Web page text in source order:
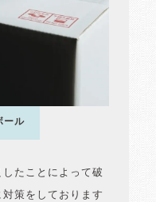
ール
たことによって破
策をしております